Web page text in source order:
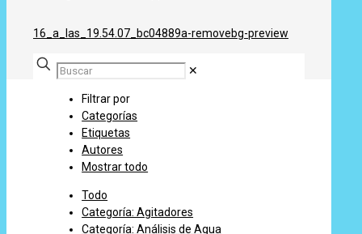
✕
Filtrar por
Categorías
Etiquetas
Autores
Mostrar todo
Todo
Categoría: Agitadores
Categoría: Análisis de Agua